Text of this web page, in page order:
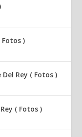
)
Rey ( Fotos )
( Fotos )